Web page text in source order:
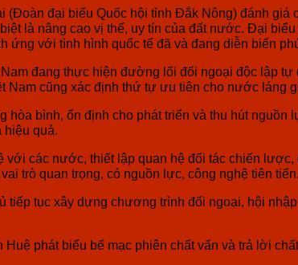
đại biểu Quốc hội tỉnh Đắk Nông) đánh giá
là nâng cao vị thế, uy tín của đất nước. Đại
ứng với tình hình quốc tế đã và đang diễn biến
đang thực hiện đường lối đối ngoại độc lập
Nam cũng xác định thứ tự ưu tiên cho nước
bình, ổn định cho phát triển và thu hút
hiệu quả.
với các nước, thiết lập quan hệ đối tác chiến
trò quan trọng, có nguồn lực, công nghệ tiên tiến.
tục xây dựng chương trình đối ngoại, hội
phát biểu bế mạc phiên chất vấn và trả lời